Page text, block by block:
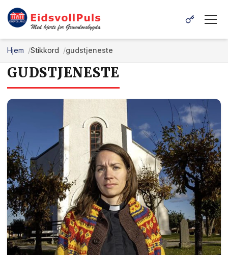
Hjem Stikkord gudstjeneste
GUDSTJENESTE